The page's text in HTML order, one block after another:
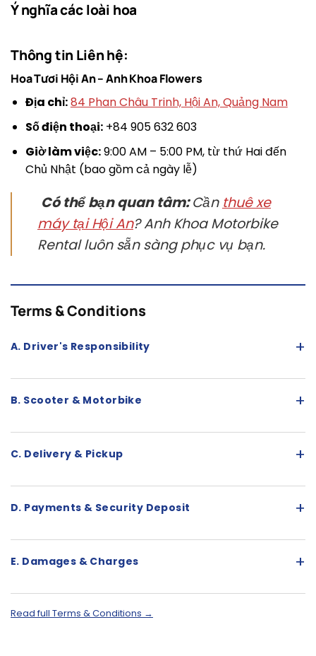
Ý nghĩa các loài hoa
Thông tin Liên hệ:
Hoa Tươi Hội An – Anh Khoa Flowers
Địa chỉ:84 Phan Châu Trinh, Hội An, Quảng Nam
Số điện thoại:+84 905 632 603
Giờ làm việc:9:00 AM – 5:00 PM, từ thứ Hai đến
Chủ Nhật (bao gồm cả ngày lễ)
Có thể bạn quan tâm:Cần thuê xe
máy tại Hội An? Anh Khoa Motorbike
Rental luôn sẵn sàng phục vụ bạn.
Terms & Conditions
A. Driver's Responsibility +
B. Scooter & Motorbike +
C. Delivery & Pickup +
D. Payments & Security Deposit +
E. Damages & Charges +
Read full Terms & Conditions →